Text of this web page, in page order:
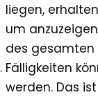
liegen,
um
des gesamten
Fälligkeiten
werden. Das